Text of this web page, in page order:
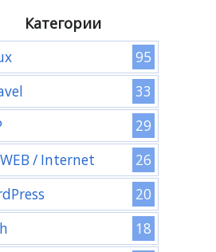
Категории
95
33
29
/ Internet
26
20
18